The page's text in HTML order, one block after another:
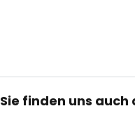
Sie finden uns auch